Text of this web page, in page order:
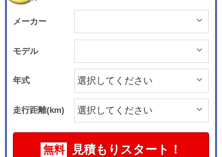
メーカー
モデル
年式
走行距離(km)
無料 見積もりスタート！